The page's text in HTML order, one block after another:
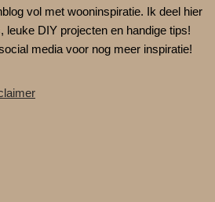
vol met wooninspiratie. Ik deel hier
leuke DIY projecten en handige tips!
media voor nog meer inspiratie!